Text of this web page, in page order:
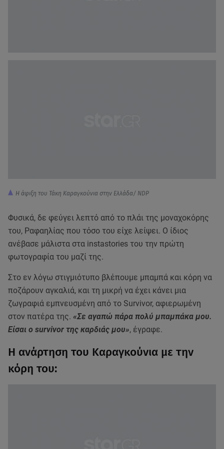
Η άφιξη του Τάκη Καραγκούνια στην Ελλάδα/ NDP
Φυσικά, δε φεύγει λεπτό από το πλάι της μοναχοκόρης
του, Ραφαηλίας που τόσο του είχε λείψει. Ο ίδιος
ανέβασε μάλιστα στα instastories του την πρώτη
φωτογραφία του μαζί της.
Στο εν λόγω στιγμιότυπο βλέπουμε μπαμπά και κόρη να
ποζάρουν αγκαλιά, και τη μικρή να έχει κάνει μια
ζωγραφιά εμπνευσμένη από το Survivor, αφιερωμένη
στον πατέρα της. «Σε αγαπώ πάρα πολύ μπαμπάκα μου.
Είσαι ο survivor της καρδιάς μου», έγραφε.
Η ανάρτηση του Καραγκούνια με την
κόρη του: